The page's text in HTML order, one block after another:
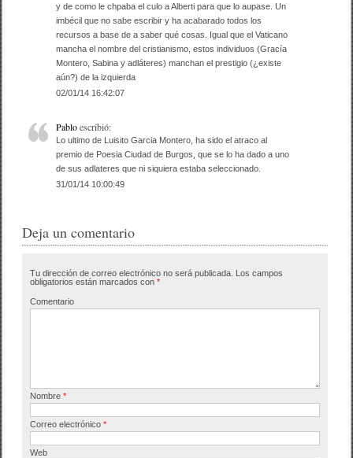
y de como le chpaba el culo a Alberti para que lo aupase. Un
imbécil que no sabe escribir y ha acabarado todos los
recursos a base de a saber qué cosas. Igual que el Vaticano
mancha el nombre del cristianismo, estos individuos (Gracía
Montero, Sabina y adláteres) manchan el prestigio (¿existe
aún?) de la izquierda
02/01/14 16:42:07
Pabloescribió:
Lo ultimo de Luisito Garcia Montero, ha sido el atraco al
premio de Poesia Ciudad de Burgos, que se lo ha dado a uno
de sus adlateres que ni siquiera estaba seleccionado.
31/01/14 10:00:49
Deja un comentario
Tu dirección de correo electrónico no será publicada. Los campos
obligatorios están marcados con*
Comentario
Nombre*
Correo electrónico*
Web